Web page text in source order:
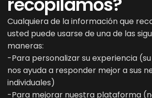
Cualquiera de la información que
usted puede usarse de una de las
maneras:
-Para personalizar su experiencia
nos ayuda a responder mejor a sus
individuales)
-Para mejorar nuestra plataforma